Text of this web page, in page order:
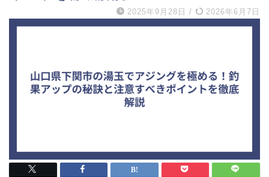
2025年9月28日 / 2026年6月7日